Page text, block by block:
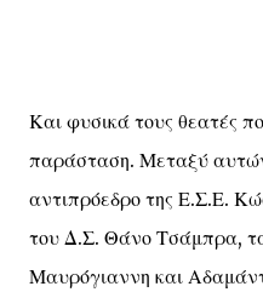
Και φυσικά τους θεατές
παράσταση. Μεταξύ
αντιπρόεδρο της Ε.Σ.Ε.
του Δ.Σ. Θάνο Τσάμπρα,
Μαυρόγιαννη και